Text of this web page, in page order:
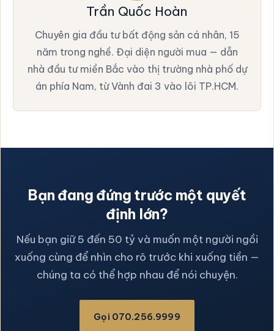
Trần Quốc Hoàn
Chuyên gia đầu tư bất động sản cá nhân, 15
năm trong nghề. Đại diện người mua — dẫn
nhà đầu tư miền Bắc vào thị trường nhà phố dự
án phía Nam, từ Vành đai 3 vào lõi TP.HCM.
Bạn đang đứng trước một quyết
định lớn?
Nếu bạn giữ 5 đến 50 tỷ và muốn một người ngồi
xuống cùng để nhìn cho rõ trước khi xuống tiền —
chúng ta có thể hợp nhau để nói chuyện.
Gọi 070.256.9999